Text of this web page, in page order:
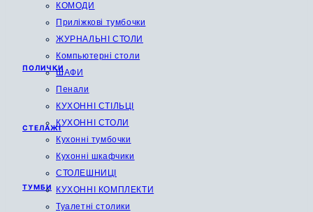
КОМОДИ
Приліжкові тумбочки
ЖУРНАЛЬНІ СТОЛИ
Компьютерні столи
ШАФИ
Пенали
КУХОННІ СТІЛЬЦІ
КУХОННІ СТОЛИ
Кухонні тумбочки
Кухонні шкафчики
СТОЛЕШНИЦІ
КУХОННІ КОМПЛЕКТИ
Туалетні столики
ПОЛИЧКИ
СТЕЛАЖІ
ТУМБИ